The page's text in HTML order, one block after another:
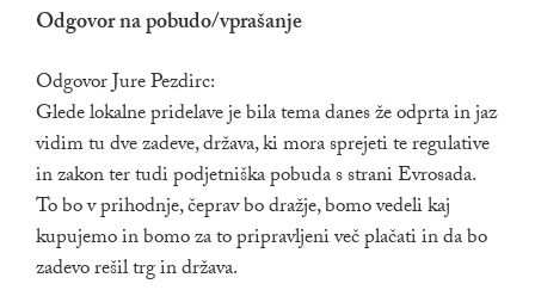
Odgovor na pobudo/vprašanje
Odgovor Jure Pezdirc:
Glede lokalne pridelave je bila tema danes že odprta in jaz
vidim tu dve zadeve, država, ki mora sprejeti te regulative
in zakon ter tudi podjetniška pobuda s strani Evrosada.
To bo v prihodnje, čeprav bo dražje, bomo vedeli kaj
kupujemo in bomo za to pripravljeni več plačati in da bo
zadevo rešil trg in država.